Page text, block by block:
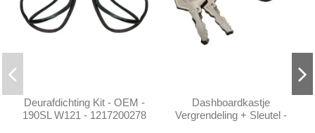
Deurafdichting Kit - OEM -
190SL W121 - 1217200278
Dashboardkastje
Vergrendeling + Sleutel -